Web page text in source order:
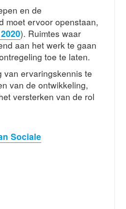
en de
moet ervoor openstaan,
). Ruimtes waar
aan het werk te gaan
toe te laten.
van ervaringskennis te
van de ontwikkeling,
versterken van de rol
Sociale